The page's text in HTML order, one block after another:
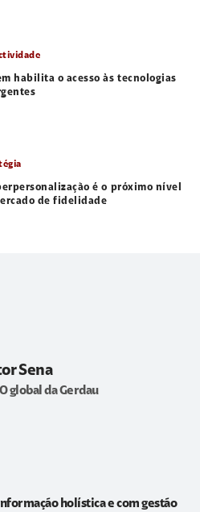
habilita o acesso às tecnologias
é o próximo nível
de fidelidade
Sena
global da Gerdau
holística e com gestão